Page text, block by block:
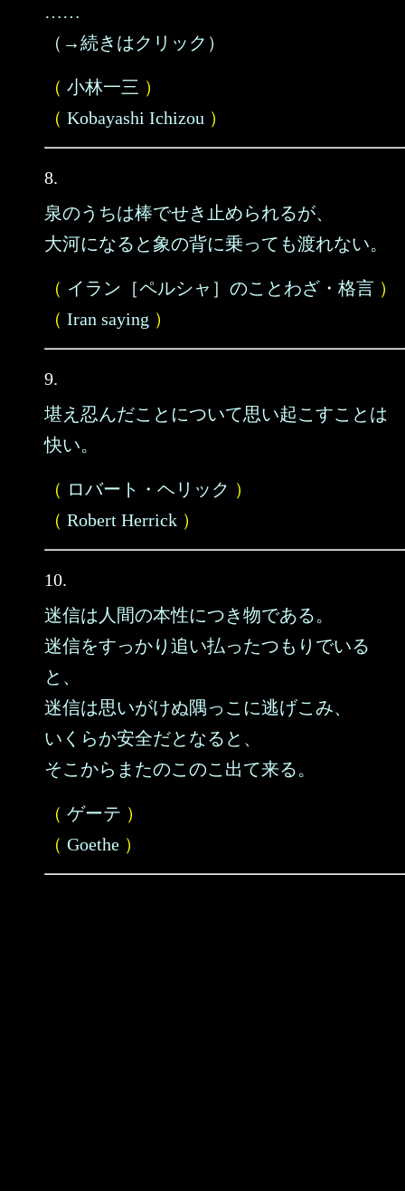
……
（→続きはクリック）
（ 小林一三 ）
（ Kobayashi Ichizou ）
8.
泉のうちは棒でせき止められるが、
大河になると象の背に乗っても渡れない。
（ イラン［ペルシャ］のことわざ・格言 ）
（ Iran saying ）
9.
堪え忍んだことについて思い起こすことは
快い。
（ ロバート・ヘリック ）
（ Robert Herrick ）
10.
迷信は人間の本性につき物である。
迷信をすっかり追い払ったつもりでいる
と、
迷信は思いがけぬ隅っこに逃げこみ、
いくらか安全だとなると、
そこからまたのこのこ出て来る。
（ ゲーテ ）
（ Goethe ）